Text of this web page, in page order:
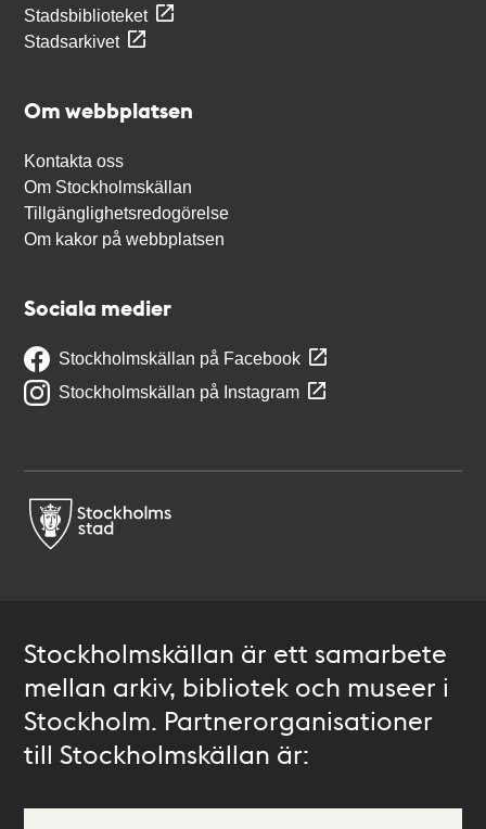
Stadsbiblioteket
Stadsarkivet
Om webbplatsen
Kontakta oss
Om Stockholmskällan
Tillgänglighetsredogörelse
Om kakor på webbplatsen
Sociala medier
Stockholmskällan på Facebook
Stockholmskällan på Instagram
Stockholmskällan är ett samarbete
mellan arkiv, bibliotek och museer i
Stockholm. Partnerorganisationer
till Stockholmskällan är: